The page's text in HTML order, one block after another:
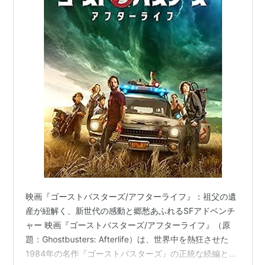
映画『ゴーストバスターズ/アフターライフ』：祖父の遺
産が紐解く、新世代の感動と郷愁あふれるSFアドベンチ
ャー 映画『ゴーストバスターズ/アフターライフ』（原
題：Ghostbusters: Afterlife）は、世界中を熱狂させた
1984年の名作『ゴーストバスターズ』の正統な続編とし